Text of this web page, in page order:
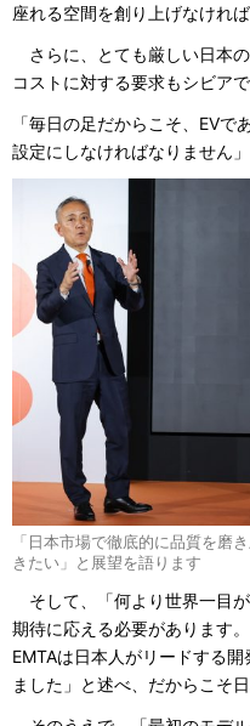
座れる空間を創り上げなければ
さらに、とても厳しい日本
コストに対する要求もシビアで
「毎日の足だからこそ、EV
設定にしなければなりません」
「日本市場で徹底的に品質を磨
きたい」と展望を語ります
そして、「何より世界一目
期待に応える必要があります
EMTAは日本人がリードする
ました」と述べ、だからこそ